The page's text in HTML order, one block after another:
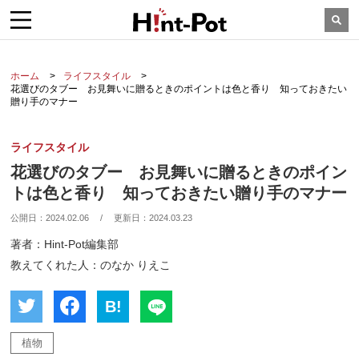
ホーム
ライフスタイル
花選びのタブー お見舞いに贈るときのポイントは色と香り 知っておきたい
贈り手のマナー
ライフスタイル
花選びのタブー お見舞いに贈るときのポイン
トは色と香り 知っておきたい贈り手のマナー
公開日：2024.02.06 / 更新日：2024.03.23
著者：Hint-Pot編集部
教えてくれた人：のなか りえこ
B!
植物